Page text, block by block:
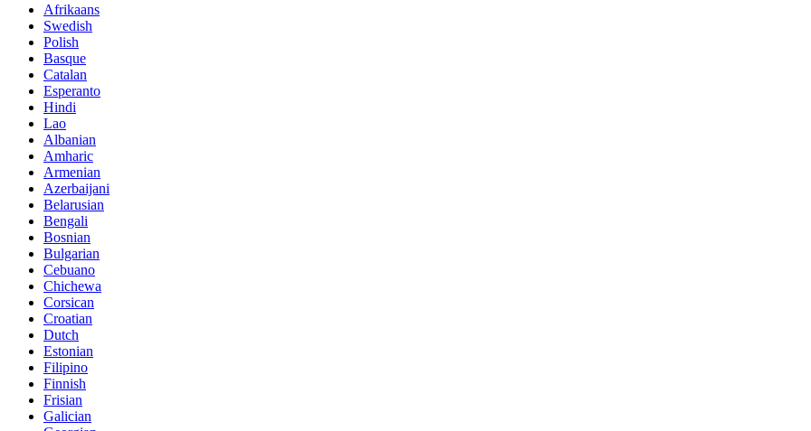
Afrikaans
Swedish
Polish
Basque
Catalan
Esperanto
Hindi
Lao
Albanian
Amharic
Armenian
Azerbaijani
Belarusian
Bengali
Bosnian
Bulgarian
Cebuano
Chichewa
Corsican
Croatian
Dutch
Estonian
Filipino
Finnish
Frisian
Galician